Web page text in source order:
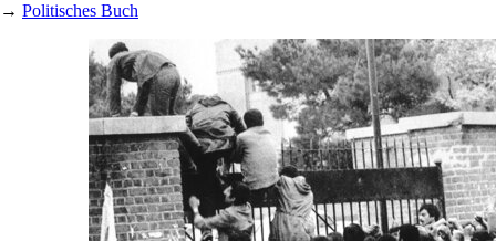
→ Politisches Buch